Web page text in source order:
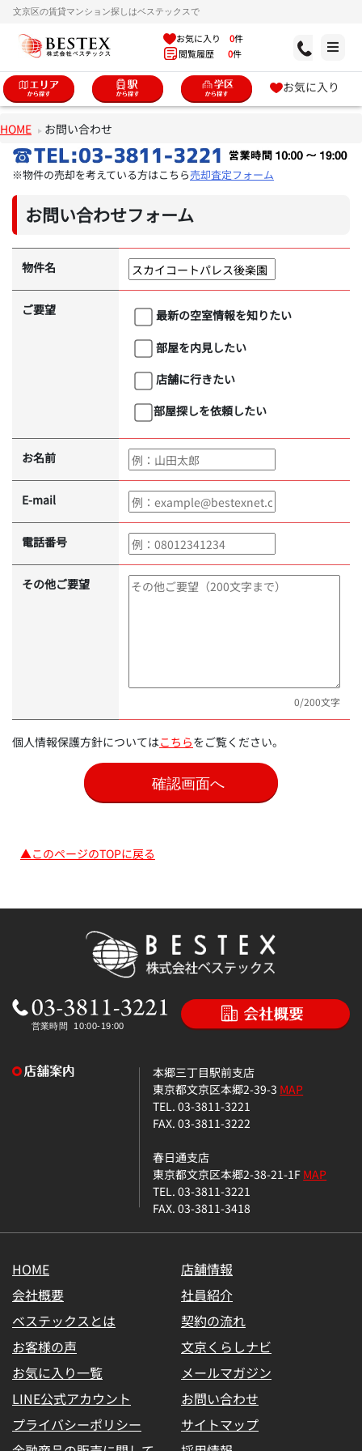
文京区の賃貸マンション探しはベステックスで
お気に入り 0件
閲覧履歴 0件
お気に入り
HOME お問い合わせ
※物件の売却を考えている方はこちら売却査定フォーム
お問い合わせフォーム
物件名
ご要望
最新の空室情報を知りたい
部屋を内見したい
店舗に行きたい
部屋探しを依頼したい
お名前
E-mail
電話番号
その他ご要望
0/200文字
個人情報保護方針についてはこちらをご覧ください。
▲このページのTOPに戻る
本郷三丁目駅前支店
東京都文京区本郷2-39-3 MAP
TEL. 03-3811-3221
FAX. 03-3811-3222
春日通支店
東京都文京区本郷2-38-21-1FMAP
TEL. 03-3811-3221
FAX. 03-3811-3418
HOME
店舗情報
会社概要
社員紹介
ベステックスとは
契約の流れ
お客様の声
文京くらしナビ
お気に入り一覧
メールマガジン
LINE公式アカウント
お問い合わせ
プライバシーポリシー
サイトマップ